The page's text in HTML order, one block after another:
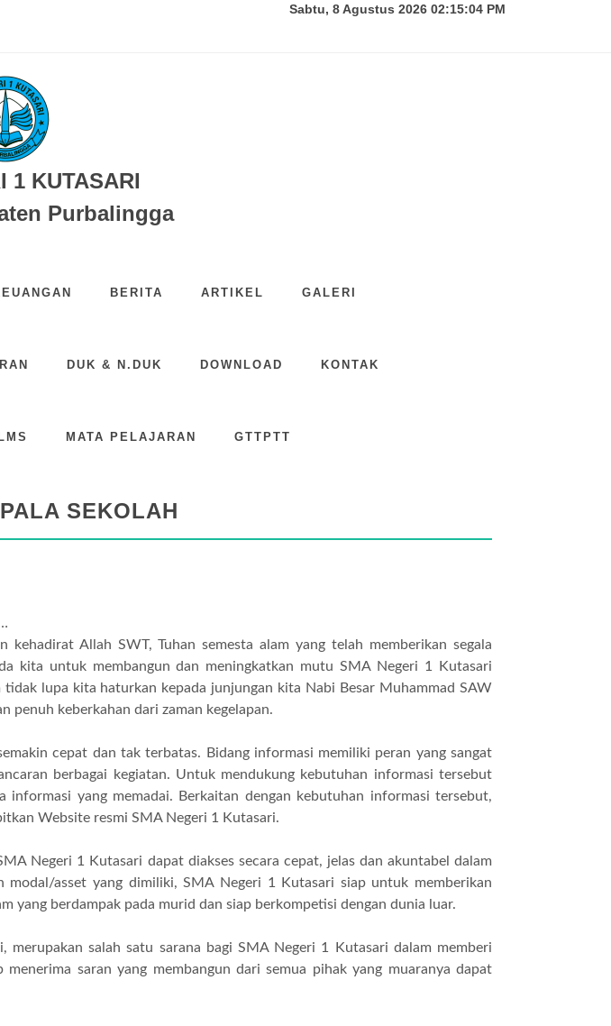
Sabtu, 8 Agustus 2026 02:15:06 PM
1 KUTASARI
Purbalingga
BERITA ARTIKEL GALERI
DUK & N.DUK DOWNLOAD KONTAK
LMS MATA PELAJARAN GTTPTT
SEKOLAH
kehadirat Allah SWT, Tuhan semesta alam yang telah memberikan segala
kita untuk membangun dan meningkatkan mutu SMA Negeri 1 Kutasari
lupa kita haturkan kepada junjungan kita Nabi Besar Muhammad SAW
penuh keberkahan dari zaman kegelapan.
cepat dan tak terbatas. Bidang informasi memiliki peran yang sangat
berbagai kegiatan. Untuk mendukung kebutuhan informasi tersebut
informasi yang memadai. Berkaitan dengan kebutuhan informasi tersebut,
Website resmi SMA Negeri 1 Kutasari.
Negeri 1 Kutasari dapat diakses secara cepat, jelas dan akuntabel dalam
modal/asset yang dimiliki, SMA Negeri 1 Kutasari siap untuk memberikan
yang berdampak pada murid dan siap berkompetisi dengan dunia luar.
merupakan salah satu sarana bagi SMA Negeri 1 Kutasari dalam memberi
saran yang membangun dari semua pihak yang muaranya dapat